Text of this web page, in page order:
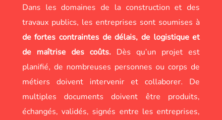
Dans les domaines de la construction et des
travaux publics, les entreprises sont soumises à
de fortes contraintes de délais, de logistique et
de maîtrise des coûts.Dès qu’un projet est
planifié, de nombreuses personnes ou corps de
métiers doivent intervenir et collaborer. De
multiples documents doivent être produits,
échangés, validés, signés entre les entreprises,